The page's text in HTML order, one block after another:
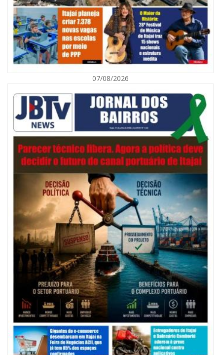
Município de Itajaí entrega títulos de propriedade a famílias da Itaipava
pelo Programa Lar Legal
CULTURA
09/08/2026 | 07:00
07/08/2026